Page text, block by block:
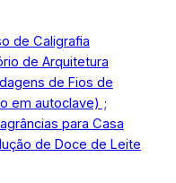
de Caligrafia
de Arquitetura
de Fios de
em autoclave) ;
para Casa
de Doce de Leite